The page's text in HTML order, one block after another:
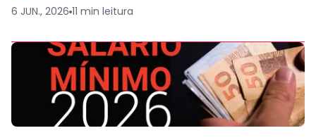
6 JUN., 2026 11 min leitura